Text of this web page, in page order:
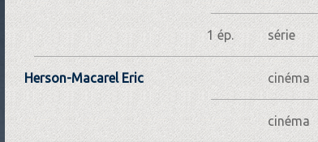
1 ép. série
Herson-Macarel Eric cinéma
cinéma